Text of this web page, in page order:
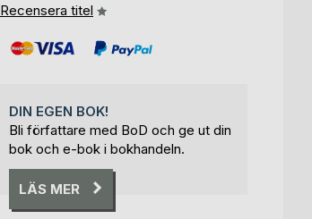
Recensera titel
DIN EGEN BOK!
Bli författare med BoD och ge ut din
bok och e-bok i bokhandeln.
LÄS MER